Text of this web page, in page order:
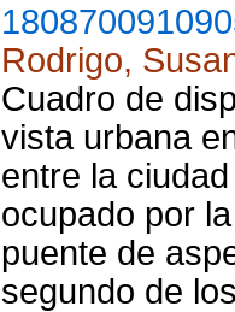
Rodrigo,
Cuadro de
vista urbana
entre la
ocupado por
puente de
segundo de